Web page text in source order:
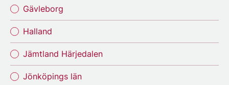
Gävleborg
Halland
Jämtland Härjedalen
Jönköpings län